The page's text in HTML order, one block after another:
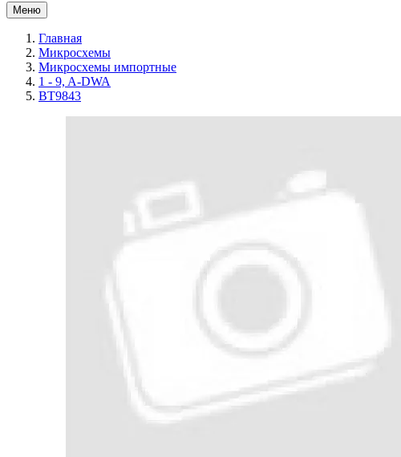
Меню
Главная
Микросхемы
Микросхемы импортные
1 - 9, A-DWA
BT9843